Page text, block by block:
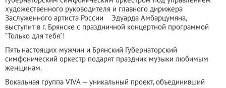
художественного руководителя и главного дирижера
Заслуженного артиста России Эдуарда Амбарцумяна,
выступит в г. Брянске с праздничной концертной программой
"Только для тебя"!
Пять настоящих мужчин и Брянский Губернаторский
симфонический оркестр подарят праздник музыки любимым
женщинам.
Вокальная группа VIVA — уникальный проект, объединивший